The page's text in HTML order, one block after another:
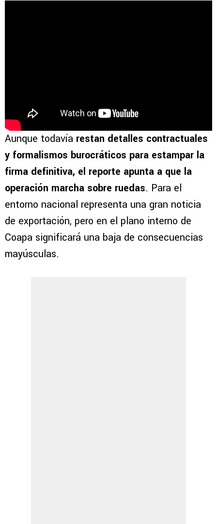
Aunque todavía restan detalles contractuales
y formalismos burocráticos para estampar la
firma definitiva, el reporte apunta a que la
operación marcha sobre ruedas. Para el
entorno nacional representa una gran noticia
de exportación, pero en el plano interno de
Coapa significará una baja de consecuencias
mayúsculas.